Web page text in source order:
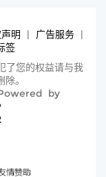
明 | 广告服务|
签
了您的权益请与我
。
by